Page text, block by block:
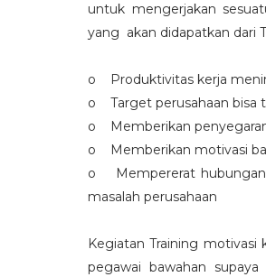
untuk mengerjakan
yang akan didapatkan dari
o Produktivitas kerja
o Target perusahaan bisa
o Memberikan
o Memberikan motivasi
o Mempererat hubungan
masalah perusahaan
Kegiatan Training motivasi
pegawai bawahan